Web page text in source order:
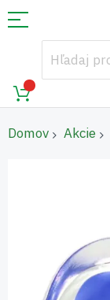
Domov Akcie